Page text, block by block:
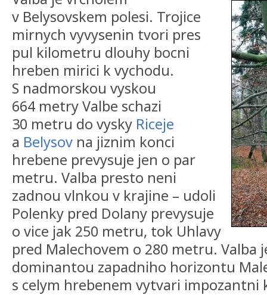
v Belysovskem polesi. Trojice
mirnych vyvysenin tvori pres
pul kilometru dlouhy bocni
hreben mirici k vychodu.
S nadmorskou vyskou
664 metry Valbe schazi
30 metru do vysky Riceje
a Belysov na jiznim konci
hrebene prevysuje jen o par
metru. Valba presto neni
zadnou vlnkou v krajine – udoli
Polenky pred Dolany prevysuje
o vice jak 250 metru, tok Uhlavy
pred Malechovem o 280 metru. Valba
dominantou zapadniho horizontu
s celym hrebenem vytvari impozantni